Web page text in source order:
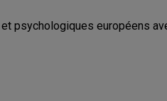
psychologiques européens